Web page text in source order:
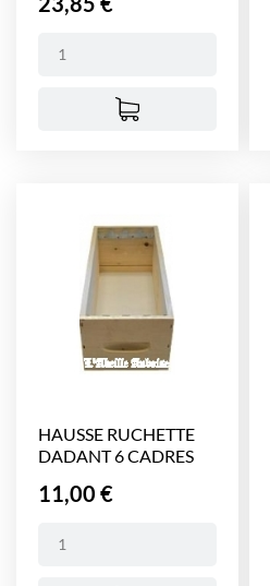
HAUSSE RUCHETTE
DADANT 6 CADRES
Prix
11,00 €